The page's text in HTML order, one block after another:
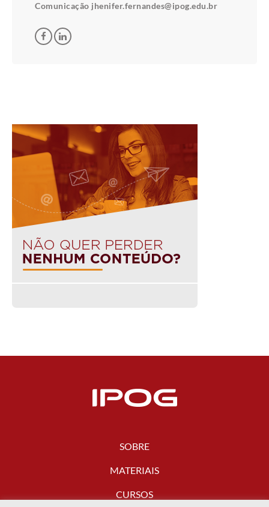
Comunicação jhenifer.fernandes@ipog.edu.br
SOBRE
MATERIAIS
CURSOS